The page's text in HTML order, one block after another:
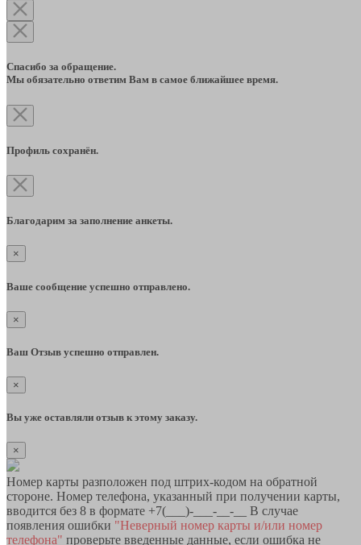
Спасибо за обращение.
Мы обязательно ответим Вам в самое ближайшее время.
Профиль сохранён.
Благодарим за заполнение анкеты.
×
Ваше сообщение успешно отправлено.
×
Ваш Отзыв успешно отправлен.
×
Вы уже оставляли отзыв к этому заказу.
×
Номер карты разположен под штрих-кодом на обратной
стороне. Номер телефона, указанный при получении карты,
вводится без 8 в формате +7(___)-___-__-__ В случае
появления ошибки "Неверный номер карты и/или номер
телефона" проверьте введенные данные, если ошибка не